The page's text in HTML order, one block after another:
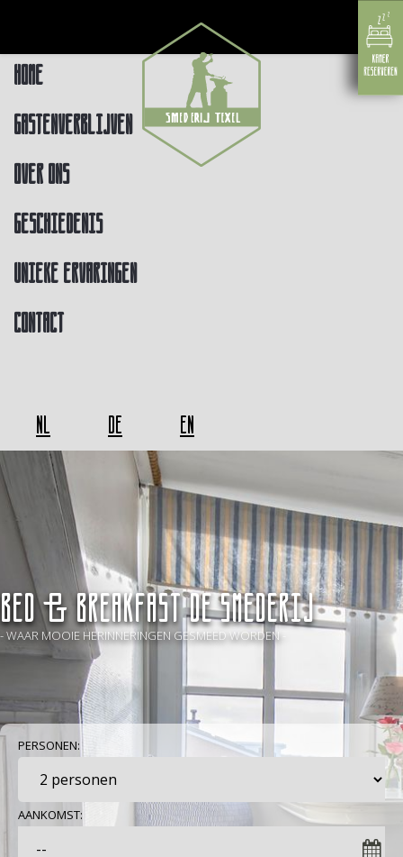
Home
Gastenverblijven
Over ons
Geschiedenis
Unieke ervaringen
Contact
NL DE EN
BED & BREAKFAST De Smederij
- WAAR MOOIE HERINNERINGEN GESMEED WORDEN -
PERSONEN:
AANKOMST: